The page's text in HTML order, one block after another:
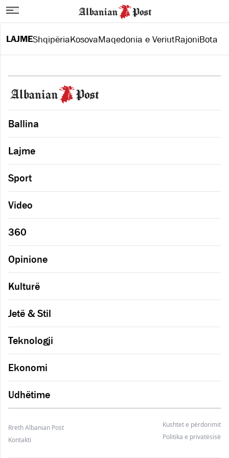
LAJMEShqipëriaKosovaMaqedonia e VeriutRajoniBota
Ballina
Lajme
Sport
Video
360
Opinione
Kulturë
Jetë & Stil
Teknologji
Ekonomi
Udhëtime
Rreth Albanian Post
Kushtet e përdorimit
Kontakti
Politika e privatësisë